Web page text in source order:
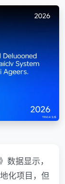
数据显示，
化项目，但